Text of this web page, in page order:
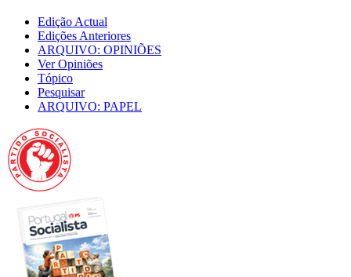
Edição Actual
Edições Anteriores
ARQUIVO: OPINIÕES
Ver Opiniões
Tópico
Pesquisar
ARQUIVO: PAPEL